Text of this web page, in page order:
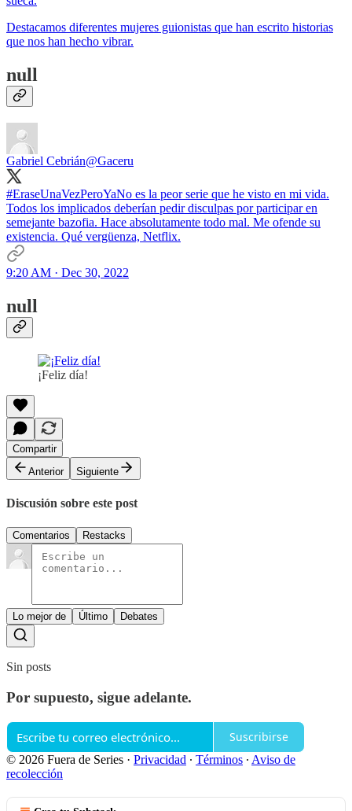
Destacamos diferentes mujeres guionistas que han escrito historias
que nos han hecho vibrar.
null
Gabriel Cebrián@Gaceru
#EraseUnaVezPeroYaNo es la peor serie que he visto en mi vida.
Todos los implicados deberían pedir disculpas por participar en
semejante bazofia. Hace absolutamente todo mal. Me ofende su
existencia. Qué vergüenza, Netflix.
9:20 AM · Dec 30, 2022
null
¡Feliz día!
Compartir
Anterior
Siguiente
Discusión sobre este post
Comentarios Restacks
Lo mejor de Último Debates
Sin posts
Por supuesto, sigue adelante.
Suscribirse
© 2026 Fuera de Series · Privacidad ∙ Términos ∙ Aviso de
recolección